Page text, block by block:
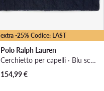
extra -25% Codice: LAST
Polo Ralph Lauren
Cerchietto per capelli · Blu scuro
154,99€